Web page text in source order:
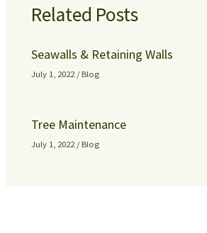
Related Posts
Seawalls & Retaining Walls
July 1, 2022 /Blog
Tree Maintenance
July 1, 2022/Blog